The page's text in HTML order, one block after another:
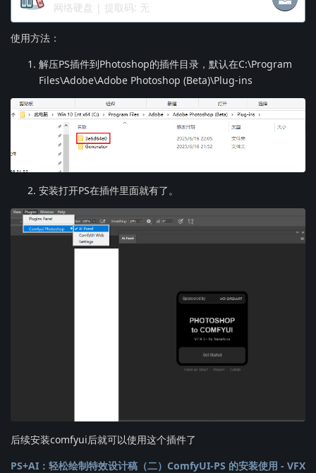
网络硬盘 | 提取码: 无
使用方法：
解压PS插件到Photoshop的插件目录，默认在C:\Program
Files\Adobe\Adobe Photoshop (Beta)\Plug-ins
安装打开PS在插件里面就有了。
后续安装comfyui后就可以使用这个插件了
PS+AI：轻松绘制特效设计稿（二）ComfyUI-PS 的安装使用 - VFX